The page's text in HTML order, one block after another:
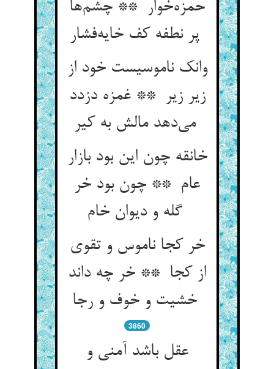
حمزه‌خوار ** چشم‌ها
وانک ناموسیست خود از
زیر زیر ** غمزه دزدد
می‌دهد مالش به کیر
خانقه چون این بود بازار
عام ** چون بود خر
گله و دیوان خام
خر کجا ناموس و تقوی
از کجا ** خر چه داند
3860
عقل باشد آمنی و